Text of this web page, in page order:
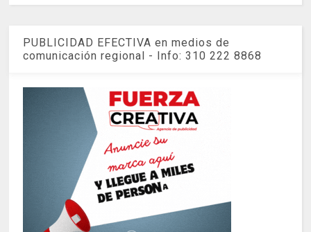
PUBLICIDAD EFECTIVA en medios de
comunicación regional - Info: 310 222 8868